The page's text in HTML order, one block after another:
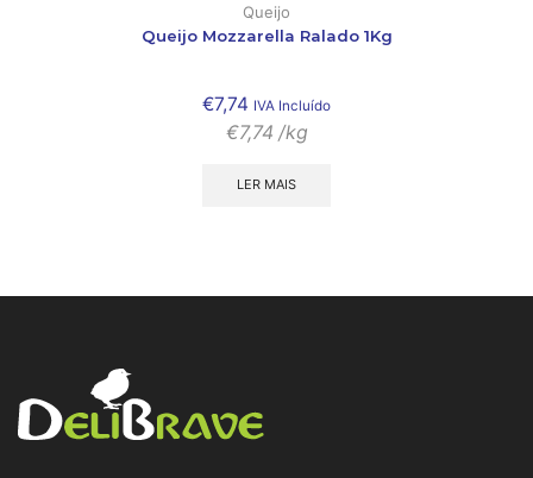
Queijo
Queijo Mozzarella Ralado 1Kg
€7,74 IVA Incluído
€7,74 /kg
LER MAIS